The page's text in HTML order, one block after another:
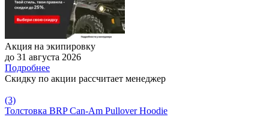
Акция на экипировку
до 31 августа 2026
Подробнее
Скидку по акции рассчитает менеджер
(3)
Толстовка BRP Can-Am Pullover Hoodie